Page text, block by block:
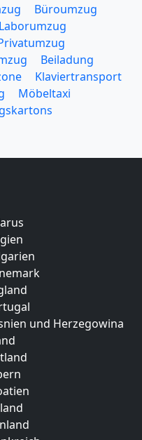
Büroumzug
Laborumzug
Beiladung
Klaviertransport
Möbeltaxi
und Herzegowina